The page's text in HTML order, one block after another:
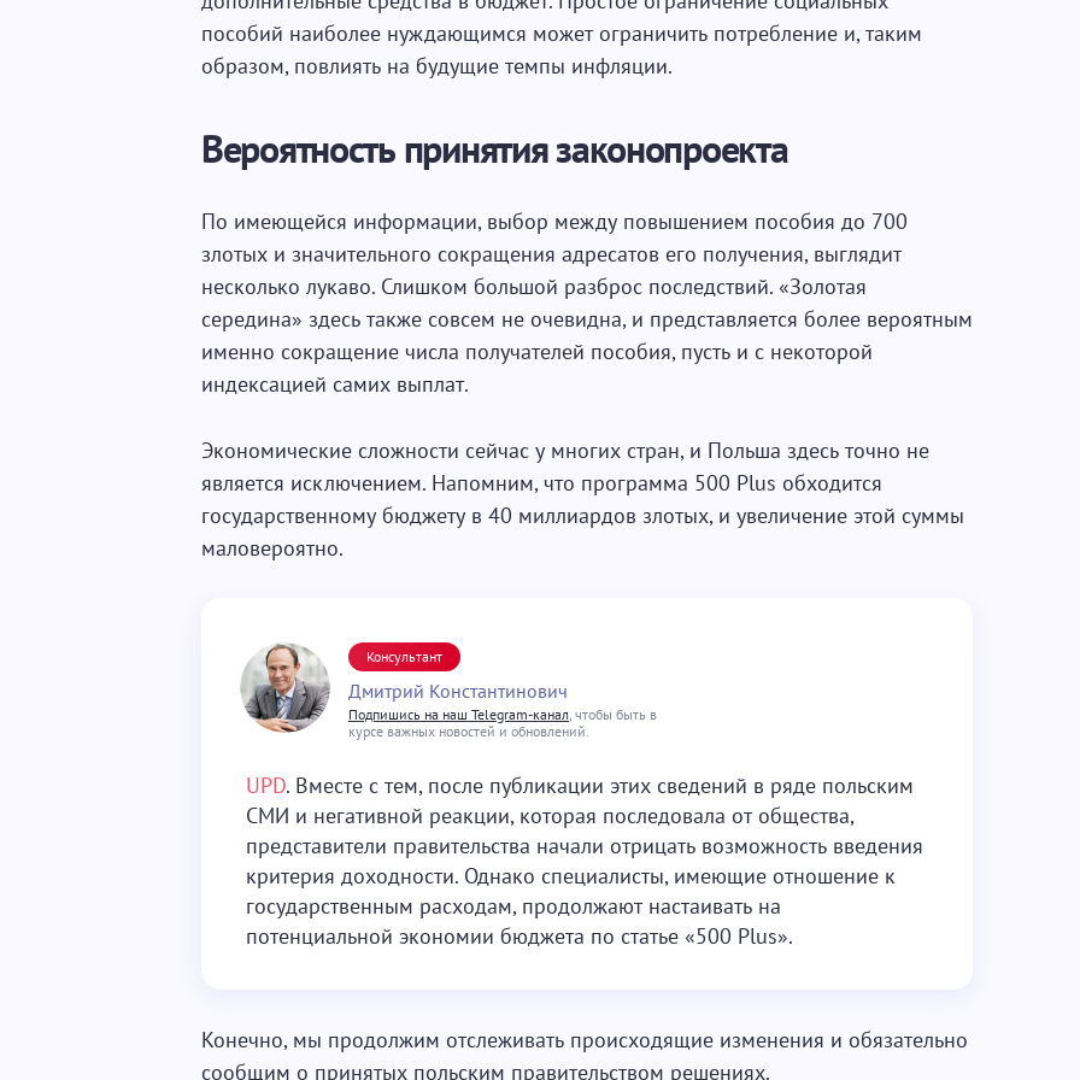
пособий наиболее нуждающимся может ограничить потребление и, таким
образом, повлиять на будущие темпы инфляции.
Вероятность принятия законопроекта
По имеющейся информации, выбор между повышением пособия до 700
злотых и значительного сокращения адресатов его получения, выглядит
несколько лукаво. Слишком большой разброс последствий. «Золотая
середина» здесь также совсем не очевидна, и представляется более вероятным
именно сокращение числа получателей пособия, пусть и с некоторой
индексацией самих выплат.
Экономические сложности сейчас у многих стран, и Польша здесь точно не
является исключением. Напомним, что программа 500 Plus обходится
государственному бюджету в 40 миллиардов злотых, и увеличение этой суммы
маловероятно.
Консультант
Дмитрий Константинович
Подпишись на наш Telegram-канал, чтобы быть в
курсе важных новостей и обновлений.
UPD. Вместе с тем, после публикации этих сведений в ряде польским
СМИ и негативной реакции, которая последовала от общества,
представители правительства начали отрицать возможность введения
критерия доходности. Однако специалисты, имеющие отношение к
государственным расходам, продолжают настаивать на
потенциальной экономии бюджета по статье «500 Plus».
Конечно, мы продолжим отслеживать происходящие изменения и обязательно
сообщим о принятых польским правительством решениях.